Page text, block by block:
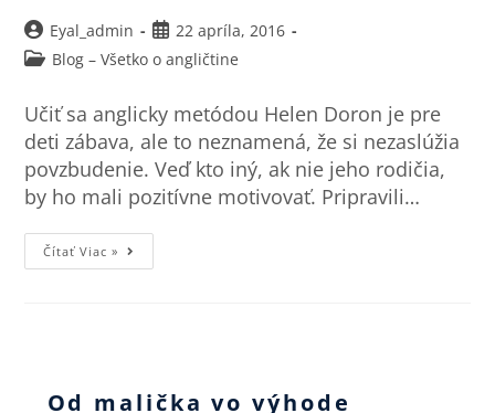
Eyal_admin
22 apríla, 2016
Blog – Všetko o angličtine
Učiť sa anglicky metódou Helen Doron je pre
deti zábava, ale to neznamená, že si nezaslúžia
povzbudenie. Veď kto iný, ak nie jeho rodičia,
by ho mali pozitívne motivovať. Pripravili…
Čítať Viac »
Od malička vo výhode